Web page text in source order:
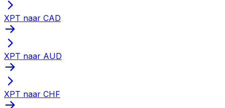
XPT naar CAD
XPT naar AUD
XPT naar CHF